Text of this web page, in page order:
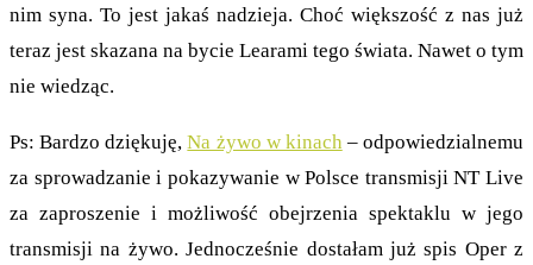
nim syna. To jest jakaś nadzieja. Choć większość z nas już
teraz jest skazana na bycie Learami tego świata. Nawet o tym
nie wiedząc.
Ps: Bardzo dziękuję,Na żywo w kinach– odpowiedzialnemu
za sprowadzanie i pokazywanie w Polsce transmisji NT Live
za zaproszenie i możliwość obejrzenia spektaklu w jego
transmisji na żywo. Jednocześnie dostałam już spis Oper z